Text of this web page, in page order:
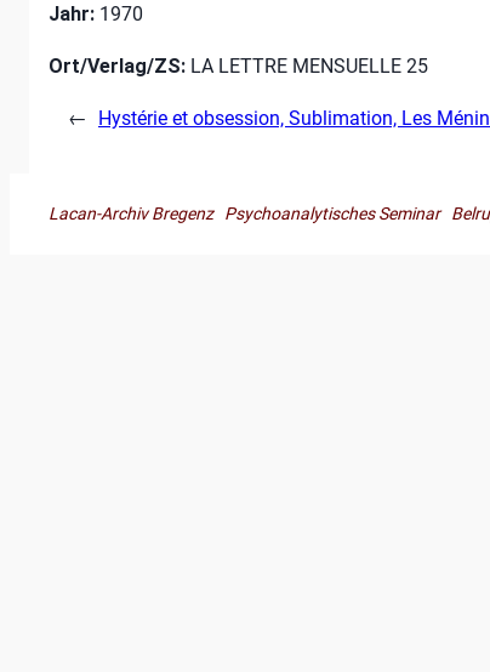
Jahr: 1970
Ort/Verlag/ZS: LA LETTRE MENSUELLE 25
← Hystérie et obsession, Sublimation, Les
Lacan-Archiv Bregenz Psychoanalytisches Seminar